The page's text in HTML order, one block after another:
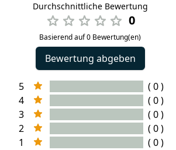
Durchschnittliche Bewertung
0
Basierend auf 0 Bewertung(en)
Bewertung abgeben
5
( 0 )
4
( 0 )
3
( 0 )
2
( 0 )
1
( 0 )